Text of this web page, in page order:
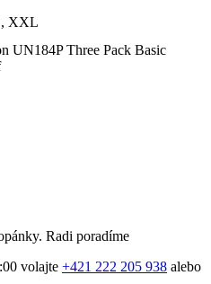
XXL
UN184P Three Pack Basic
Radi poradíme
volajte +421 222 205 938 alebo